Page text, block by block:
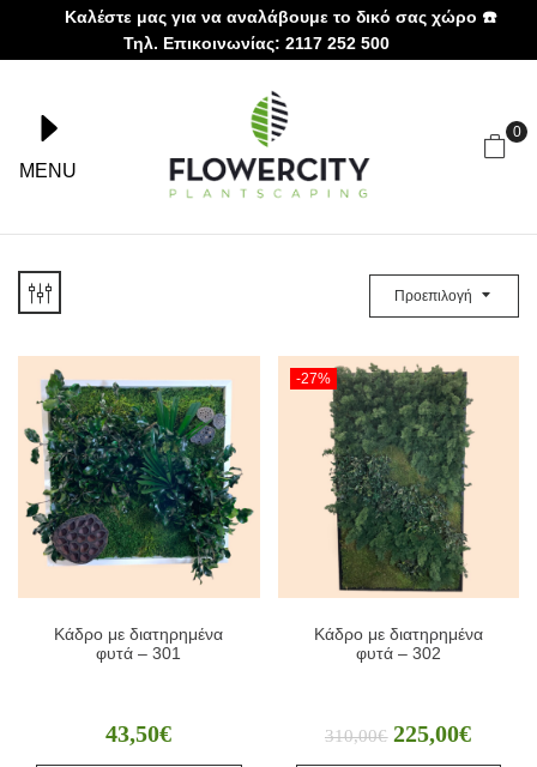
Καλέστε μας για να αναλάβουμε το δικό σας χώρο ☎️
Τηλ. Επικοινωνίας: 2117 252 500
MENU
0
Προεπιλογή
Κάδρο με διατηρημένα
φυτά – 301
43,50€
-27%
Κάδρο με διατηρημένα
φυτά – 302
310,00€ 225,00€